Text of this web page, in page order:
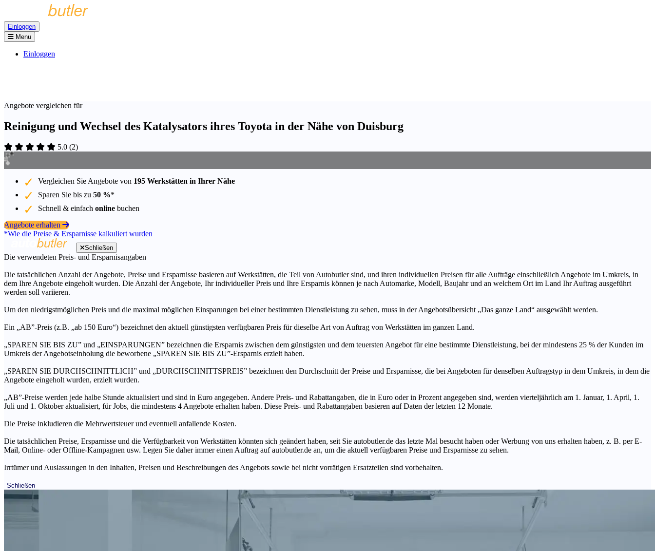
Einloggen
Menu
Einloggen
Angebote vergleichen für
Reinigung und Wechsel des Katalysators ihres Toyota in der Nähe von Duisburg
5.0 (2)
Vergleichen Sie Angebote von 195 Werkstätten in Ihrer Nähe
Sparen Sie bis zu 50 %*
Schnell & einfach online buchen
Angebote erhalten
*Wie die Preise & Ersparnisse kalkuliert wurden
Schließen
Die verwendeten Preis- und Ersparnisangaben
Die tatsächlichen Anzahl der Angebote, Preise und Ersparnisse basieren auf Werkstätten, die Teil von Autobutler sind, und ihren individuellen Preisen für alle Aufträge einschließlich Angebote im Umkreis, in
dem Ihre Angebote eingeholt wurden. Die Anzahl der Angebote, Ihr individueller Preis und Ihre Ersparnis können je nach Automarke, Modell, Baujahr und an welchem Ort im Land Ihr Auftrag ausgeführt
werden soll variieren.
Um den niedrigstmöglichen Preis und die maximal möglichen Einsparungen bei einer bestimmten Dienstleistung zu sehen, muss in der Angebotsübersicht „Das ganze Land“ ausgewählt werden.
Ein „AB”-Preis (z.B. „ab 150 Euro“) bezeichnet den aktuell günstigsten verfügbaren Preis für dieselbe Art von Auftrag von Werkstätten im ganzen Land.
„SPAREN SIE BIS ZU” und „EINSPARUNGEN” bezeichnen die Ersparnis zwischen dem günstigsten und dem teuersten Angebot für eine bestimmte Dienstleistung, bei der mindestens 25 % der Kunden im
Umkreis der Angebotseinholung die beworbene „SPAREN SIE BIS ZU”-Ersparnis erzielt haben.
„SPAREN SIE DURCHSCHNITTLICH” und „DURCHSCHNITTSPREIS” bezeichnen den Durchschnitt der Preise und Ersparnisse, die bei Angeboten für denselben Auftragstyp in dem Umkreis, in dem die
Angebote eingeholt wurden, erzielt wurden.
„AB”-Preise werden jede halbe Stunde aktualisiert und sind in Euro angegeben. Andere Preis- und Rabattangaben, die in Euro oder in Prozent angegeben sind, werden vierteljährlich am 1. Januar, 1. April, 1.
Juli und 1. Oktober aktualisiert, für Jobs, die mindestens 4 Angebote erhalten haben. Diese Preis- und Rabattangaben basieren auf Daten der letzten 12 Monate.
Die Preise inkludieren die Mehrwertsteuer und eventuell anfallende Kosten.
Die tatsächlichen Preise, Ersparnisse und die Verfügbarkeit von Werkstätten könnten sich geändert haben, seit Sie autobutler.de das letzte Mal besucht haben oder Werbung von uns erhalten haben, z. B. per E-
Mail, Online- oder Offline-Kampagnen usw. Legen Sie daher immer einen Auftrag auf autobutler.de an, um die aktuell verfügbaren Preise und Ersparnisse zu sehen.
Irrtümer und Auslassungen in den Inhalten, Preisen und Beschreibungen des Angebots sowie bei nicht vorrätigen Ersatzteilen sind vorbehalten.
Schließen